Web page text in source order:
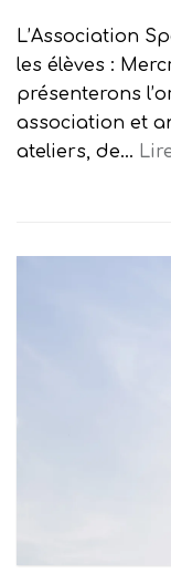
L’Association
les élèves :
présenterons
association et
ateliers, de…